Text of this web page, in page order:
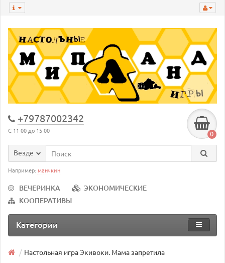
+79787002342
С 11-00 до 15-00 0
Везде
Например: манчкин
ВЕЧЕРИНКА
ЭКОНОМИЧЕСКИЕ
КООПЕРАТИВЫ
Категории
Настольная игра Экивоки. Мама запретила